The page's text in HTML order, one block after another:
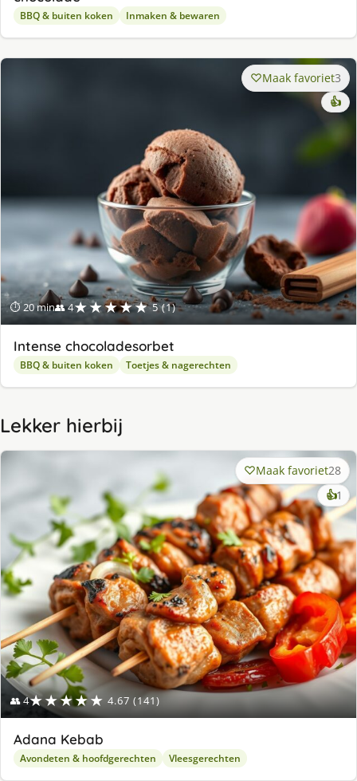
BBQ & buiten koken Inmaken & bewaren
⏱ 20 min👥 4★★★★★ 5 (1)
Maak favoriet3
👍
Intense chocoladesorbet
BBQ & buiten koken Toetjes & nagerechten
Lekker hierbij
👥 4★★★★★ 4.67 (141)
Maak favoriet28
👍1
Adana Kebab
Avondeten & hoofdgerechten Vleesgerechten